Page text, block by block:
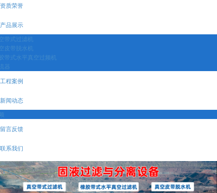
资质荣誉
产品展示
带式过滤机
皮带脱水机
带式水平真空过频机
器
工程案例
新闻动态
留言反馈
联系我们